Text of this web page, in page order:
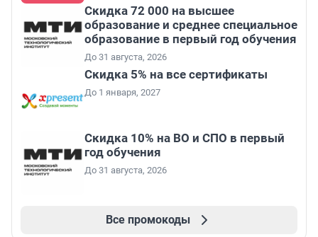
Скидка 72 000 на высшее
образование и среднее специальное
образование в первый год обучения
До 31 августа, 2026
Скидка 5% на все сертификаты
До 1 января, 2027
Скидка 10% на ВО и СПО в первый
год обучения
До 31 августа, 2026
Все промокоды